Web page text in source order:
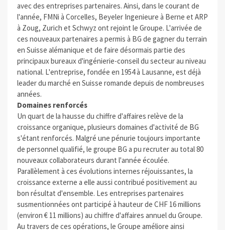
avec des entreprises partenaires. Ainsi, dans le courant de
l'année, FMNi à Corcelles, Beyeler Ingenieure à Berne et ARP
à Zoug, Zurich et Schwyz ont rejoint le Groupe. L'arrivée de
ces nouveaux partenaires a permis à BG de gagner du terrain
en Suisse alémanique et de faire désormais partie des
principaux bureaux d'ingénierie-conseil du secteur au niveau
national. L'entreprise, fondée en 1954 à Lausanne, est déjà
leader du marché en Suisse romande depuis de nombreuses
années.
Domaines renforcés
Un quart de la hausse du chiffre d'affaires relève de la
croissance organique, plusieurs domaines d'activité de BG
s'étant renforcés. Malgré une pénurie toujours importante
de personnel qualifié, le groupe BG a pu recruter au total 80
nouveaux collaborateurs durant l'année écoulée.
Parallèlement à ces évolutions internes réjouissantes, la
croissance externe a elle aussi contribué positivement au
bon résultat d'ensemble. Les entreprises partenaires
susmentionnées ont participé à hauteur de CHF 16 millions
(environ € 11 millions) au chiffre d'affaires annuel du Groupe.
Au travers de ces opérations, le Groupe améliore ainsi